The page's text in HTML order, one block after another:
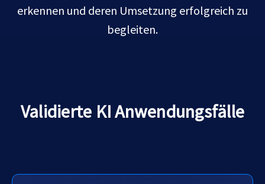
erkennen und deren Umsetzung erfolgreich zu
begleiten.
Validierte KI Anwendungsfälle